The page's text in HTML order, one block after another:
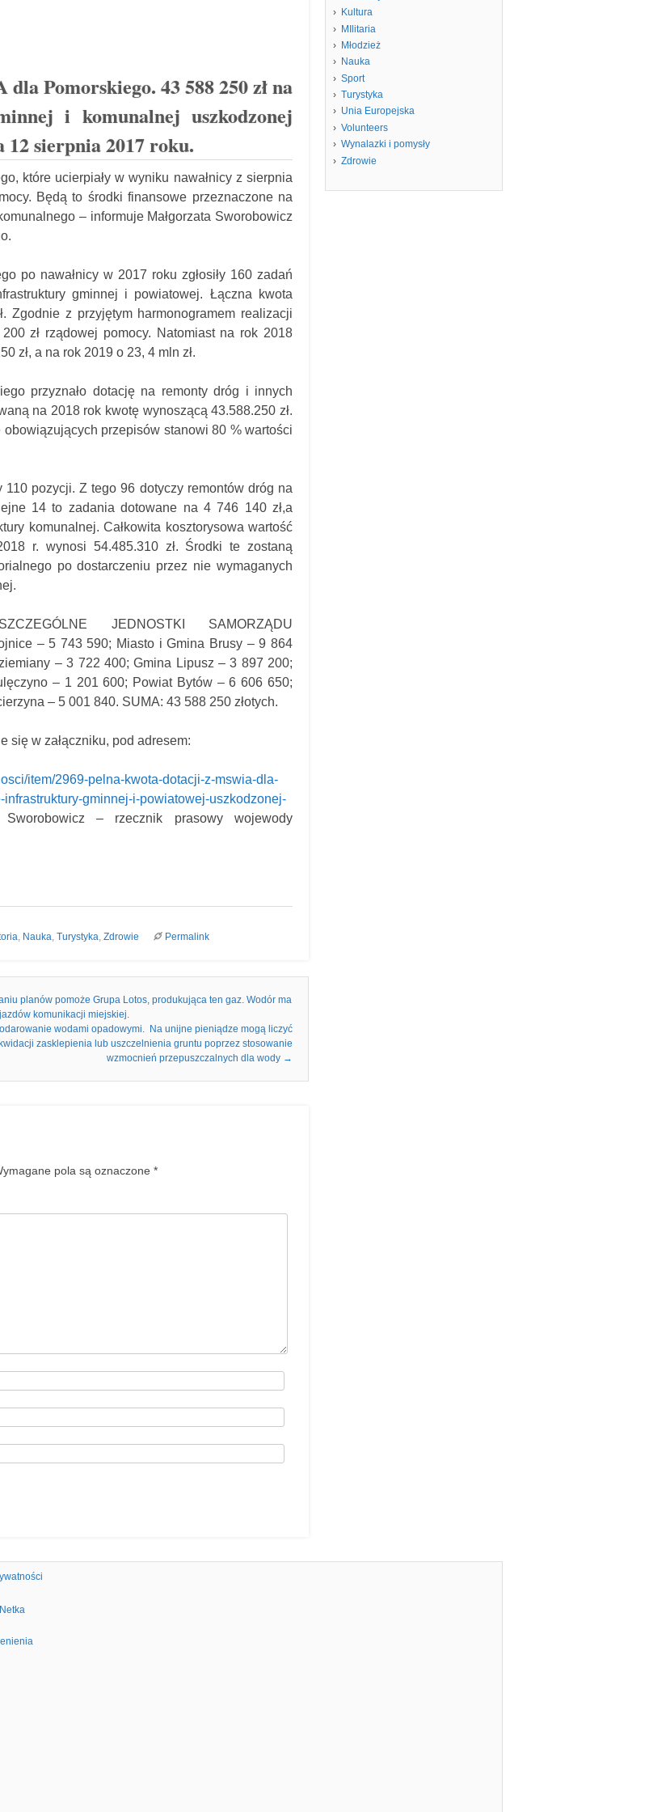
Pomorskiego. 43 588 250 zł na
i komunalnej uszkodzonej
12 sierpnia 2017 roku.
które ucierpiały w wyniku nawałnicy z sierpnia
Będą to środki finansowe przeznaczone na
– informuje Małgorzata Sworobowicz
po nawałnicy w 2017 roku zgłosiły 160 zadań
gminnej i powiatowej. Łączna kwota
Zgodnie z przyjętym harmonogramem realizacji
zł rządowej pomocy. Natomiast na rok 2018
zł, a na rok 2019 o 23, 4 mln zł.
przyznało dotację na remonty dróg i innych
na 2018 rok kwotę wynoszącą 43.588.250 zł.
przepisów stanowi 80 % wartości
pozycji. Z tego 96 dotyczy remontów dróg na
14 to zadania dotowane na 4 746 140 zł,a
komunalnej. Całkowita kosztorysowa wartość
r. wynosi 54.485.310 zł. Środki te zostaną
po dostarczeniu przez nie wymaganych
JEDNOSTKI SAMORZĄDU
– 5 743 590; Miasto i Gmina Brusy – 9 864
– 3 722 400; Gmina Lipusz – 3 897 200;
– 1 201 600; Powiat Bytów – 6 606 650;
– 5 001 840. SUMA: 43 588 250 złotych.
się w załączniku, pod adresem:
item/2969-pelna-kwota-dotacji-z-mswia-dla-
gminnej-i-powiatowej-uszkodzonej-
– rzecznik prasowy wojewody
, Nauka, Turystyka, Zdrowie Permalink
planów pomoże Grupa Lotos, produkująca ten gaz. Wodór ma
komunikacji miejskiej.
wodami opadowymi. Na unijne pieniądze mogą liczyć
zasklepienia lub uszczelnienia gruntu poprzez stosowanie
wzmocnień przepuszczalnych dla wody →
pola są oznaczone *
Kultura
MIlitaria
Młodzież
Nauka
Sport
Turystyka
Unia Europejska
Volunteers
Wynalazki i pomysły
Zdrowie